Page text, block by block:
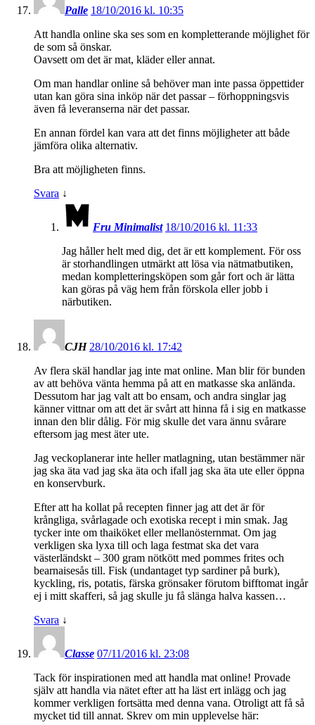
Palle 18/10/2016 kl. 10:35
Att handla online ska ses som en kompletterande möjlighet för
de som så önskar.
Oavsett om det är mat, kläder eller annat.
Om man handlar online så behöver man inte passa öppettider
utan kan göra sina inköp när det passar – förhoppningsvis
även få leveranserna när det passar.
En annan fördel kan vara att det finns möjligheter att både
jämföra olika alternativ.
Bra att möjligheten finns.
Svara ↓
Fru Minimalist 18/10/2016 kl. 11:33
Jag håller helt med dig, det är ett komplement. För oss
är storhandlingen utmärkt att lösa via nätmatbutiken,
medan kompletteringsköpen som går fort och är lätta
kan göras på väg hem från förskola eller jobb i
närbutiken.
CJH 28/10/2016 kl. 17:42
Av flera skäl handlar jag inte mat online. Man blir för bunden
av att behöva vänta hemma på att en matkasse ska anlända.
Dessutom har jag valt att bo ensam, och andra singlar jag
känner vittnar om att det är svårt att hinna få i sig en matkasse
innan den blir dålig. För mig skulle det vara ännu svårare
eftersom jag mest äter ute.
Jag veckoplanerar inte heller matlagning, utan bestämmer när
jag ska äta vad jag ska äta och ifall jag ska äta ute eller öppna
en konservburk.
Efter att ha kollat på recepten finner jag att det är för
krångliga, svårlagade och exotiska recept i min smak. Jag
tycker inte om thaiköket eller mellanösternmat. Om jag
verkligen ska lyxa till och laga festmat ska det vara
västerländskt – 300 gram nötkött med pommes frites och
bearnaisesås till. Fisk (undantaget typ sardiner på burk),
kyckling, ris, potatis, färska grönsaker förutom bifftomat ingår
ej i mitt skafferi, så jag skulle ju få slänga halva kassen…
Svara ↓
Classe 07/11/2016 kl. 23:08
Tack för inspirationen med att handla mat online! Provade
själv att handla via nätet efter att ha läst ert inlägg och jag
kommer verkligen fortsätta med denna vana. Otroligt att få så
mycket tid till annat. Skrev om min upplevelse här: